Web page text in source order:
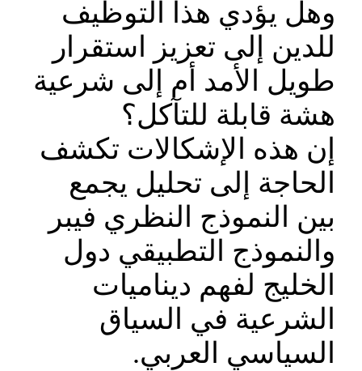
وهل يؤدي هذا التوظيف
للدين إلى تعزيز استقرار
طويل الأمد أم إلى شرعية
هشة قابلة للتآكل؟
إن هذه الإشكالات تكشف
الحاجة إلى تحليل يجمع
بين النموذج النظري فيبر
والنموذج التطبيقي دول
الخليج لفهم ديناميات
الشرعية في السياق
السياسي العربي.